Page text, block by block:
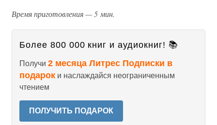
Время приготовления — 5 мин.
Более 800 000 книг и аудиокниг! 📚
Получи 2 месяца Литрес Подписки в
подарок и наслаждайся неограниченным
чтением
ПОЛУЧИТЬ ПОДАРОК